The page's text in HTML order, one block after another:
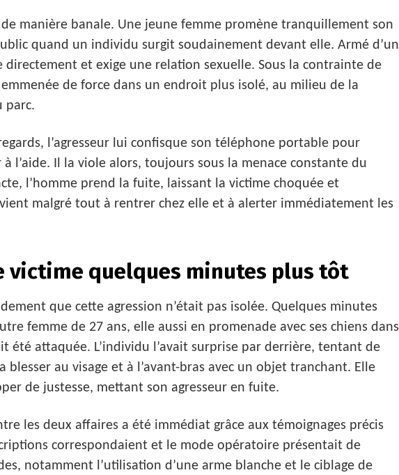
de manière banale. Une jeune femme promène tranquillement son
quand un individu surgit soudainement devant elle. Armé d’un
directement et exige une relation sexuelle. Sous la contrainte de
emmenée de force dans un endroit plus isolé, au milieu de la
parc.
l’agresseur lui confisque son téléphone portable pour
à l’aide. Il la viole alors, toujours sous la menace constante du
l’homme prend la fuite, laissant la victime choquée et
malgré tout à rentrer chez elle et à alerter immédiatement les
victime quelques minutes plus tôt
que cette agression n’était pas isolée. Quelques minutes
femme de 27 ans, elle aussi en promenade avec ses chiens dans
été attaquée. L’individu l’avait surprise par derrière, tentant de
blesser au visage et à l’avant-bras avec un objet tranchant. Elle
de justesse, mettant son agresseur en fuite.
les deux affaires a été immédiat grâce aux témoignages précis
correspondaient et le mode opératoire présentait de
notamment l’utilisation d’une arme blanche et le ciblage de